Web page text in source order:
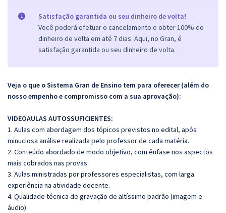
Satisfação garantida ou seu dinheiro de volta!
Você poderá efetuar o cancelamento e obter 100% do
dinheiro de volta em até 7 dias. Aqui, no Gran, é
satisfação garantida ou seu dinheiro de volta.
Veja o que o Sistema Gran de Ensino tem para oferecer (além do
nosso empenho e compromisso com a sua aprovação):
VIDEOAULAS AUTOSSUFICIENTES:
1. Aulas com abordagem dos tópicos previstos no edital, após
minuciosa análise realizada pelo professor de cada matéria.
2. Conteúdo abordado de modo objetivo, com ênfase nos aspectos
mais cobrados nas provas.
3. Aulas ministradas por professores especialistas, com larga
experiência na atividade docente.
4. Qualidade técnica de gravação de altíssimo padrão (imagem e
áudio)